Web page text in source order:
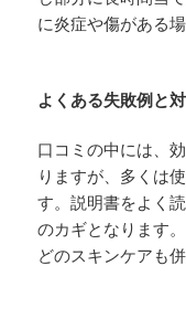
に炎症や傷がある
よくある失敗例と
口コミの中には、
りますが、多くは
す。説明書をよく
のカギとなります
どのスキンケアも